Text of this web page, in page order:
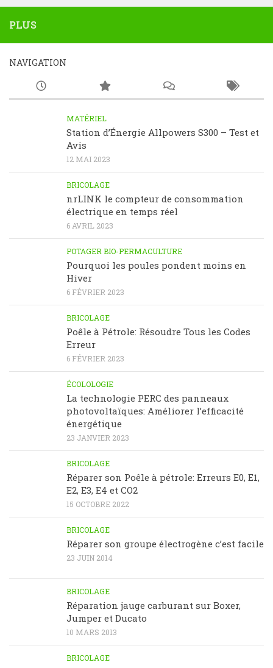
PLUS
NAVIGATION
MATÉRIEL
Station d’Énergie Allpowers S300 – Test et
Avis
12 MAI 2023
BRICOLAGE
nrLINK le compteur de consommation
électrique en temps réel
6 AVRIL 2023
POTAGER BIO-PERMACULTURE
Pourquoi les poules pondent moins en
Hiver
6 FÉVRIER 2023
BRICOLAGE
Poêle à Pétrole: Résoudre Tous les Codes
Erreur
6 FÉVRIER 2023
ÉCOLOLOGIE
La technologie PERC des panneaux
photovoltaïques: Améliorer l’efficacité
énergétique
23 JANVIER 2023
BRICOLAGE
Réparer son Poêle à pétrole: Erreurs E0, E1,
E2, E3, E4 et CO2
15 OCTOBRE 2022
BRICOLAGE
Réparer son groupe électrogène c’est facile
23 JUIN 2014
BRICOLAGE
Réparation jauge carburant sur Boxer,
Jumper et Ducato
10 MARS 2013
BRICOLAGE